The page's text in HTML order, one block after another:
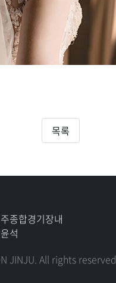
목록
종합경기장내
석
JINJU. All rights reserved